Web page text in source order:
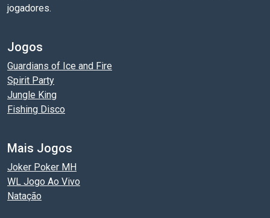
jogadores.
Jogos
Guardians of Ice and Fire
Spirit Party
Jungle King
Fishing Disco
Mais Jogos
Joker Poker MH
WL Jogo Ao Vivo
Natação